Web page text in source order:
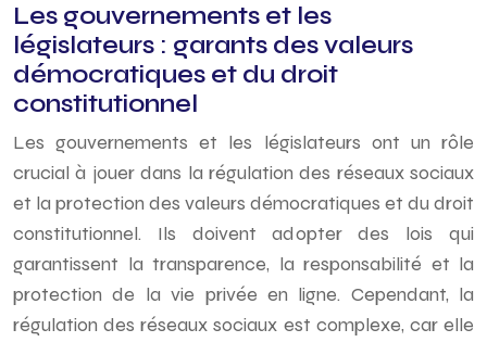
Les gouvernements et les
législateurs : garants des valeurs
démocratiques et du droit
constitutionnel
Les gouvernements et les législateurs ont un rôle
crucial à jouer dans la régulation des réseaux sociaux
et la protection des valeurs démocratiques et du droit
constitutionnel. Ils doivent adopter des lois qui
garantissent la transparence, la responsabilité et la
protection de la vie privée en ligne. Cependant, la
régulation des réseaux sociaux est complexe, car elle